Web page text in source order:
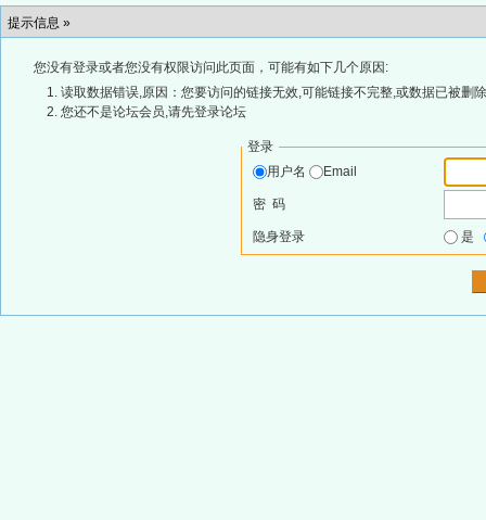
提示信息 »
您没有登录或者您没有权限访问此页面，可能有如下几个原因:
读取数据错误,原因：您要访问的链接无效,可能链接不完整,或数据已被删
您还不是论坛会员,请先登录论坛
登录
用户名
Email
密 码
隐身登录 是